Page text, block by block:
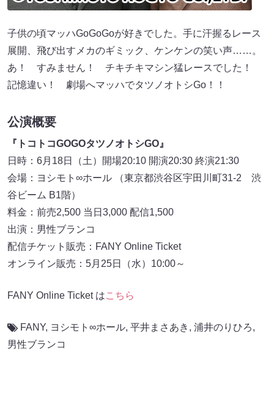
子供の頃マッハGoGoGoが好きでした。手に汗握るレース
展開、飛び出すメカのギミック、ケンケンの笑い声……。
あ！ すみません！ チキチキマシン猛レースでした！
記憶違い！ 劇場へマッハでタツノオトシGo！！
公演概要
『トコトコGOGOタツノオトシGO』
日時：6月18日（土）開場20:10 開演20:30 終演21:30
会場：ヨシモト∞ホール （東京都渋谷区宇田川町31-2 渋
谷ビーム B1階）
料金：前売2,500 当日3,000 配信1,500
出演：男性ブランコ
配信チケット販売：FANY Online Ticket
オンライン販売：5月25日（水）10:00～
FANY Online Ticket はこちら
FANY, ヨシモト∞ホール, 平井まさあき , 浦井のりひろ,
男性ブランコ